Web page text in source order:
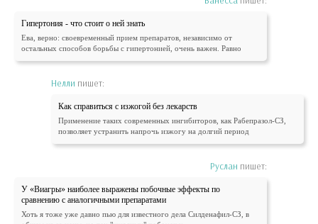
Гипертония - что стоит о ней знать
Ева, верно: своевременный прием препаратов, независимо от
остальных способов борьбы с гипертонией, очень важен. Равно
Нелли пишет:
Как справиться с изжогой без лекарств
Применение таких современных ингибиторов, как Рабепразол-СЗ,
позволяет устранить напрочь изжогу на долгий период
Руслан пишет:
У «Виагры» наиболее выражены побочные эффекты по
сравнению с аналогичными препаратами
Хоть я тоже уже давно пью для известного дела Силденафил-СЗ, в